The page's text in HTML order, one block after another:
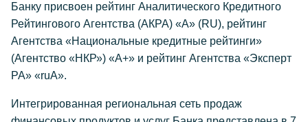
Банку присвоен рейтинг Аналитического Кредитного
Рейтингового Агентства (АКРА) «А» (RU), рейтинг
Агентства «Национальные кредитные рейтинги»
(Агентство «НКР») «А+» и рейтинг Агентства «Эксперт
РА» «ruА».
Интегрированная региональная сеть продаж